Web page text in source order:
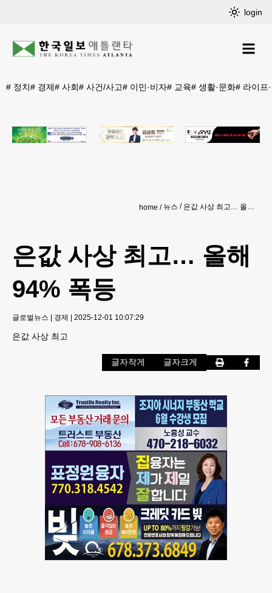
login
# 정치# 경제# 사회# 사건/사고# 이민·비자# 교육# 생활·문화# 라이프
home 뉴스 은값 사상 최고… 올해 94% 폭등
은값 사상 최고… 올해
94% 폭등
글로벌뉴스 | 경제 | 2025-12-01 10:07:29
은값 사상 최고
글자작게 글자크게